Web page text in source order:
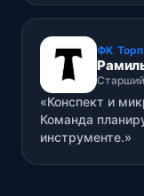
ФК
«Конспект и
Команда
инструменте.»